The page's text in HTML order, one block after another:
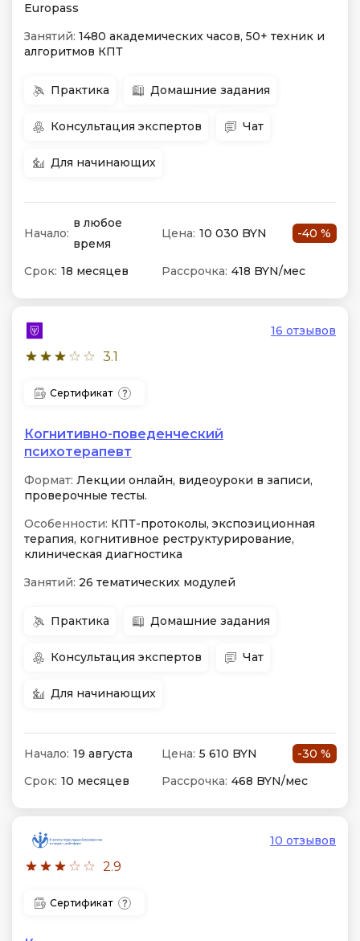
Europass
Занятий: 1480 академических часов, 50+ техник и
алгоритмов КПТ
Практика Домашние задания
Консультация экспертов Чат
Для начинающих
Начало:
в любое
время
Цена: 10 030 BYN -40 %
Срок: 18 месяцев Рассрочка: 418 BYN/мес
3.1
16 отзывов
Сертификат
Когнитивно-поведенческий
психотерапевт
Формат: Лекции онлайн, видеоуроки в записи,
проверочные тесты.
Особенности: КПТ-протоколы, экспозиционная
терапия, когнитивное реструктурирование,
клиническая диагностика
Занятий: 26 тематических модулей
Практика Домашние задания
Консультация экспертов Чат
Для начинающих
Начало: 19 августа Цена: 5 610 BYN
-30 %
Срок: 10 месяцев Рассрочка: 468 BYN/мес
2.9
10 отзывов
Сертификат